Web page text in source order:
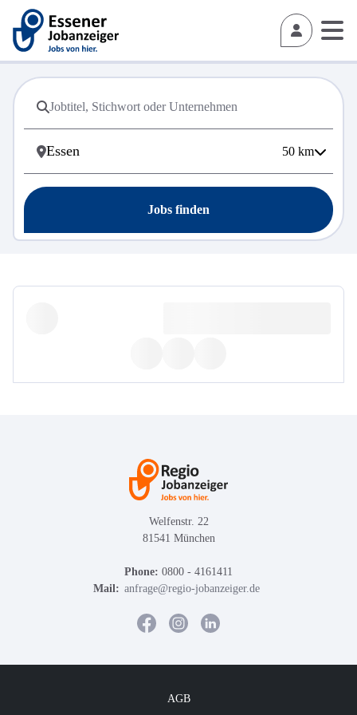
50 km
Jobs finden
Welfenstr. 22
81541 München
Phone: 0800 - 4161411
Mail: anfrage@regio-jobanzeiger.de
AGB